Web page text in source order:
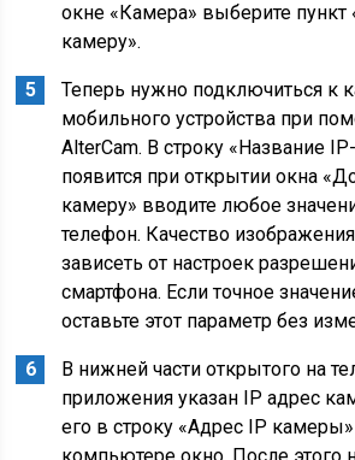
окне «Камера» выберите пункт
камеру».
Теперь нужно подключиться к
мобильного устройства при
AlterCam. В строку «Название
появится при открытии окна
камеру» вводите любое
телефон. Качество
зависеть от настроек
смартфона. Если точное
оставьте этот параметр без
В нижней части открытого на
приложения указан IP адрес
его в строку «Адрес IP